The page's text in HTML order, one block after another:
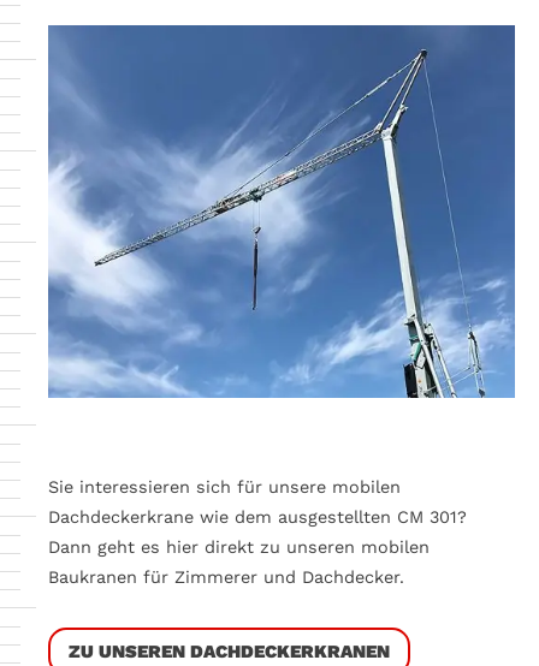
Sie interessieren sich für unsere mobilen
Dachdeckerkrane wie dem ausgestellten CM 301?
Dann geht es hier direkt zu unseren mobilen
Baukranen für Zimmerer und Dachdecker.
ZU UNSEREN DACHDECKERKRANEN